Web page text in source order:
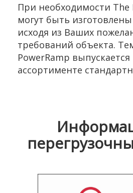
При необходимости The
могут быть
исходя из Ваших
требований объекта.
PowerRamp
ассортименте